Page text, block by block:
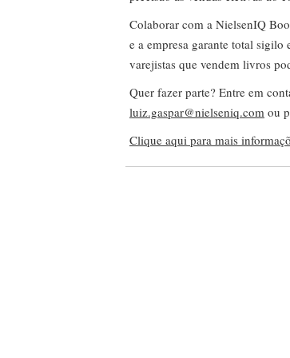
Colaborar com a NielsenIQ
e a empresa garante total
varejistas que vendem livros
Quer fazer parte? Entre em
luiz.gaspar@nielseniq.com ou
Clique aqui para mais